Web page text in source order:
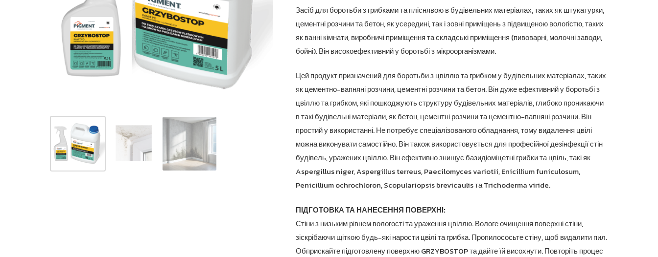
1,302.40 грн.
Засіб для боротьби з грибками та пліснявою в будівельних матеріалах, таких як штукатурки,
цементні розчини та бетон, як усередині, так і зовні приміщень з підвищеною вологістю, таких
як ванні кімнати, виробничі приміщення та складські приміщення (пивоварні, молочні заводи,
бойні). Він високоефективний у боротьбі з мікроорганізмами.
Цей продукт призначений для боротьби з цвіллю та грибком у будівельних матеріалах, таких
як цементно-вапняні розчини, цементні розчини та бетон. Він дуже ефективний у боротьбі з
цвіллю та грибком, які пошкоджують структуру будівельних матеріалів, глибоко проникаючи
в такі будівельні матеріали, як бетон, цементні розчини та цементно-вапняні розчини. Він
простий у використанні. Не потребує спеціалізованого обладнання, тому видалення цвілі
можна виконувати самостійно. Він також використовується для професійної дезінфекції стін
будівель, уражених цвіллю. Він ефективно знищує базидіоміцетні грибки та цвіль, такі як
Aspergillus niger, Aspergillus terreus, Paecilomyces variotii, Enicillium funiculosum,
Penicillium ochrochloron, Scopulariopsis brevicaulis та Trichoderma viride.
ПІДГОТОВКА ТА НАНЕСЕННЯ ПОВЕРХНІ:
Стіни з низьким рівнем вологості та ураження цвіллю. Вологе очищення поверхні стіни,
зіскрібаючи щіткою будь-які нарости цвілі та грибка. Пропилососьте стіну, щоб видалити пил.
Обприскайте підготовлену поверхню GRZYBOSTOP та дайте їй висохнути. Повторіть процес